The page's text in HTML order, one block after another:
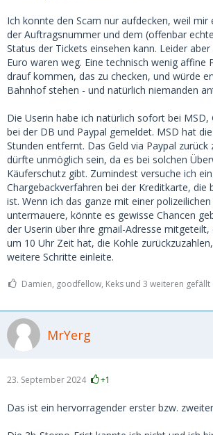
Ich konnte den Scam nur aufdecken, weil mir
der Auftragsnummer und dem (offenbar
Status der Tickets einsehen kann. Leider
Euro waren weg. Eine technisch wenig affine
drauf kommen, das zu checken, und würde
Bahnhof stehen - und natürlich niemanden
Die Userin habe ich natürlich sofort bei MSD,
bei der DB und Paypal gemeldet. MSD hat
Stunden entfernt. Das Geld via Paypal zurück
dürfte unmöglich sein, da es bei solchen
Käuferschutz gibt. Zumindest versuche ich ein
Chargebackverfahren bei der Kreditkarte, die
ist. Wenn ich das ganze mit einer polizeilichen
untermauere, könnte es gewisse Chancen
der Userin über ihre gmail-Adresse
um 10 Uhr Zeit hat, die Kohle
weitere Schritte einleite.
Damien, goodfellow, Keks und 3 weiteren gefällt
MrYerg
23. September 2024 +1
Das ist ein hervorragender erster bzw.